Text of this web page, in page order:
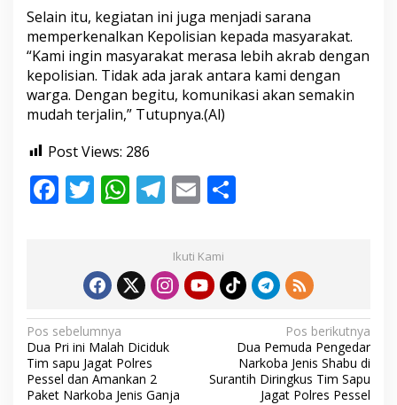
Selain itu, kegiatan ini juga menjadi sarana
memperkenalkan Kepolisian kepada masyarakat.
“Kami ingin masyarakat merasa lebih akrab dengan
kepolisian. Tidak ada jarak antara kami dengan
warga. Dengan begitu, komunikasi akan semakin
mudah terjalin,” Tutupnya.(Al)
Post Views: 286
F
o
k
T
er
W
s
A
p
p
T
e
gr
a
m
E
ai
l e
Ikuti Kami
N
a
v
Pos sebelumnya
Dua Pri ini Malah Diciduk
Tim sapu Jagat Polres
Pessel dan Amankan 2
Paket Narkoba Jenis Ganja
Pos berikutnya
Dua Pemuda Pengedar
Narkoba Jenis Shabu di
Surantih Diringkus Tim Sapu
Jagat Polres Pessel